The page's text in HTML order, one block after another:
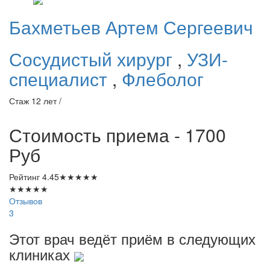
Бахметьев Артем Сергеевич
Сосудистый хирург , УЗИ-
специалист , Флеболог
Стаж 12 лет /
Стоимость приема - 1700
Руб
Рейтинг 4.45★★★★★
★★★★★
Отзывов
3
Этот врач ведёт приём в следующих
клиниках